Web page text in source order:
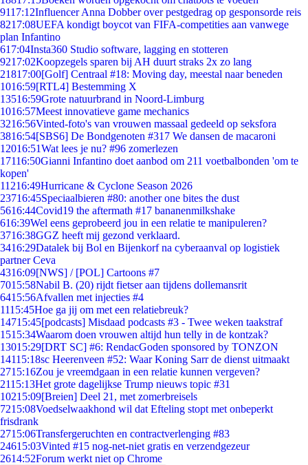
9117:12Influencer Anna Dobber over pestgedrag op gesponsorde reis
8217:08UEFA kondigt boycot van FIFA-competities aan vanwege
plan Infantino
617:04Insta360 Studio software, lagging en stotteren
9217:02Koopzegels sparen bij AH duurt straks 2x zo lang
21817:00[Golf] Centraal #18: Moving day, meestal naar beneden
1016:59[RTL4] Bestemming X
13516:59Grote natuurbrand in Noord-Limburg
1016:57Meest innovatieve game mechanics
3216:56Vinted-foto's van vrouwen massaal gedeeld op seksfora
3816:54[SBS6] De Bondgenoten #317 We dansen de macaroni
12016:51Wat lees je nu? #96 zomerlezen
17116:50Gianni Infantino doet aanbod om 211 voetbalbonden 'om te
kopen'
11216:49Hurricane & Cyclone Season 2026
23716:45Speciaalbieren #80: another one bites the dust
5616:44Covid19 the aftermath #17 bananenmilkshake
616:39Wel eens geprobeerd jou in een relatie te manipuleren?
3716:38GGZ heeft mij gezond verklaard.
3416:29Datalek bij Bol en Bijenkorf na cyberaanval op logistiek
partner Ceva
4316:09[NWS] / [POL] Cartoons #7
7015:58Nabil B. (20) rijdt fietser aan tijdens dollemansrit
6415:56Afvallen met injecties #4
1115:45Hoe ga jij om met een relatiebreuk?
14715:45[podcasts] Misdaad podcasts #3 - Twee weken taakstraf
1515:34Waarom doen vrouwen altijd hun telly in de kontzak?
13015:29[DRT SC] #6: RendacGoden sponsored by TONZON
14115:18sc Heerenveen #52: Waar Koning Sarr de dienst uitmaakt
2715:16Zou je vreemdgaan in een relatie kunnen vergeven?
2115:13Het grote dagelijkse Trump nieuws topic #31
10215:09[Breien] Deel 21, met zomerbreisels
7215:08Voedselwaakhond wil dat Efteling stopt met onbeperkt
frisdrank
2715:06Transfergeruchten en contractverlenging #83
24615:03Vinted #15 nog-net-niet gratis en verzendgezeur
2614:52Forum werkt niet op Chrome